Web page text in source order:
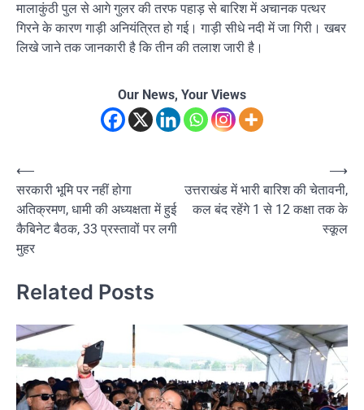
मालाकुंठी पुल से आगे गुलर की तरफ पहाड़ से बारिश में अचानक पत्थर
गिरने के कारण गाड़ी अनियंत्रित हो गई। गाड़ी सीधे नदी में जा गिरी। खबर
लिखे जाने तक जानकारी है कि तीन की तलाश जारी है।
Our News, Your Views
Post
navigation
⟵
सरकारी भूमि पर नहीं होगा
अतिक्रमण, धामी की अध्यक्षता में हुई
कैबिनेट बैठक, 33 प्रस्तावों पर लगी
मुहर
उत्तराखंड में भारी बारिश की चेतावनी,
कल बंद रहेंगे 1 से 12 कक्षा तक के
स्कूल
⟶
Related Posts